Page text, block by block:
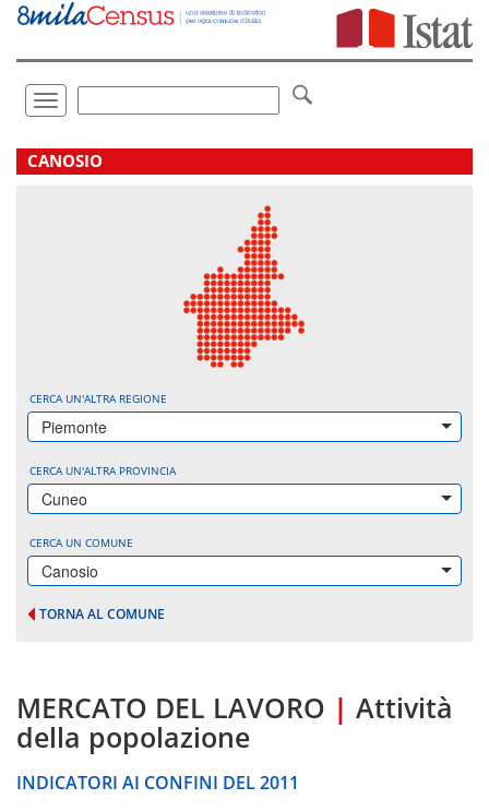
Vai
direttamente
Toggle
navigation
.
CANOSIO
CERCA UN'ALTRA REGIONE
Piemonte
CERCA UN'ALTRA PROVINCIA
Cuneo
CERCA UN COMUNE
Canosio
TORNA AL COMUNE
MERCATO DEL LAVORO | Attività
della popolazione
INDICATORI AI CONFINI DEL 2011